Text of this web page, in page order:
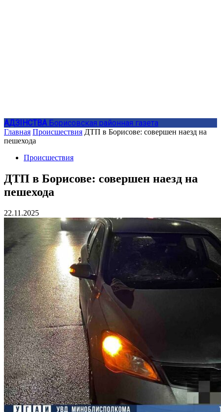
АДЗIНСТВА Борисовская районная газета
Главная Происшествия ДТП в Борисове: совершен наезд на
пешехода
Происшествия
ДТП в Борисове: совершен наезд на
пешехода
22.11.2025